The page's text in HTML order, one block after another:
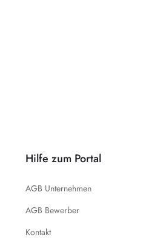
Hilfe zum Portal
AGB Unternehmen
AGB Bewerber
Kontakt